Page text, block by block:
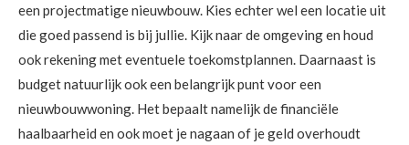
een projectmatige nieuwbouw. Kies echter wel een locatie uit
die goed passend is bij jullie. Kijk naar de omgeving en houd
ook rekening met eventuele toekomstplannen. Daarnaast is
budget natuurlijk ook een belangrijk punt voor een
nieuwbouwwoning. Het bepaalt namelijk de financiële
haalbaarheid en ook moet je nagaan of je geld overhoudt